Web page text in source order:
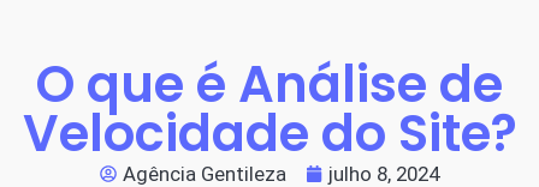
O que é Análise de
Velocidade do Site?
Agência Gentileza julho 8, 2024